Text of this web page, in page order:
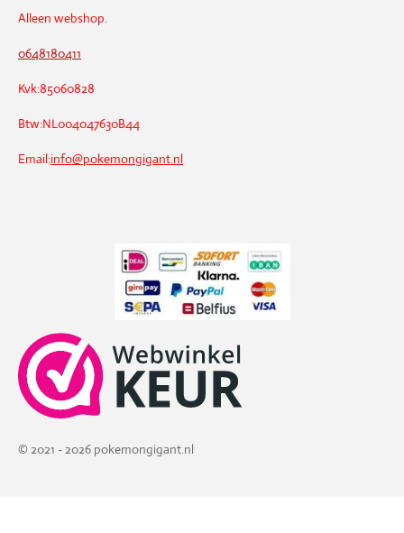
Alleen webshop.
0648180411
Kvk:85060828
Btw:NL004047630B44
Email:info@pokemongigant.nl
© 2021 - 2026 pokemongigant.nl